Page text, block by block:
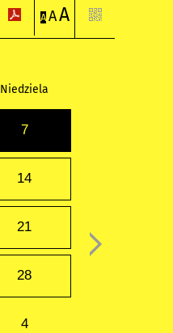
A AA
Niedziela
7
14
21
28
4